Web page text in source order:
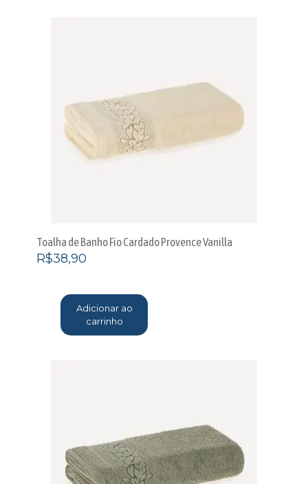
Toalha de Banho Fio Cardado Provence Vanilla
R$38,90
Adicionar ao
carrinho